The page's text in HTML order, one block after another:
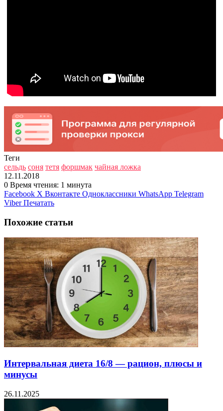
Теги
сельдь соня тетя форшмак чайная ложка
12.11.2018
0 Время чтения: 1 минута
Facebook X Вконтакте Одноклассники WhatsApp Telegram
Viber Печатать
Похожие статьи
Интервальная диета 16/8 — рацион, плюсы и
минусы
26.11.2025